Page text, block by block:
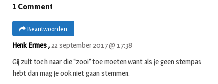
1 Comment
Beantwoorden
Henk Ermes ,22 september 2017 @ 17:38
Gij zult toch naar die “zooi” toe moeten want als je geen stempas
hebt dan mag je ook niet gaan stemmen.